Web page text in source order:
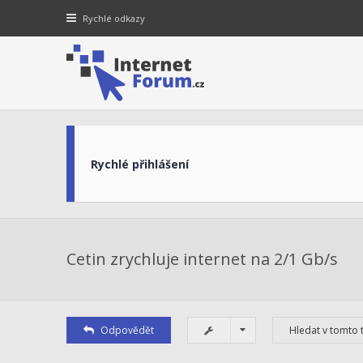
Rychlé odkazy
Rychlé přihlášení
Cetin zrychluje internet na 2/1 Gb/s
Odpovědět